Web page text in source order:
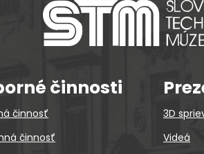
činnosti
činnosť
činnosť
3D
Videá